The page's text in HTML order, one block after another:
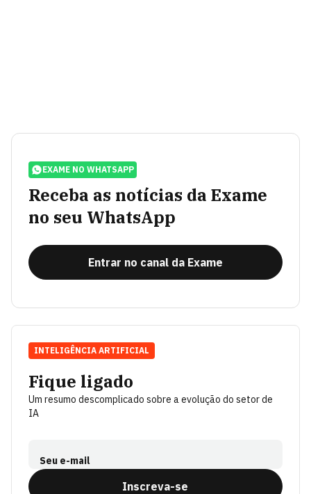
EXAME NO WHATSAPP
Receba as notícias da Exame
no seu WhatsApp
Entrar no canal da Exame
Fique ligado
Um resumo descomplicado sobre a evolução do setor de
IA
Seu e-mail
Inscreva-se
INTELIGÊNCIA ARTIFICIAL